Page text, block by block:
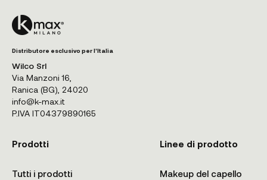
Distributore esclusivo per l'Italia
Wilco Srl
Via Manzoni 16,
Ranica (BG), 24020
info@k-max.it
P.IVA IT04379890165
Prodotti
Tutti i prodotti
Linee di prodotto
Makeup del capello